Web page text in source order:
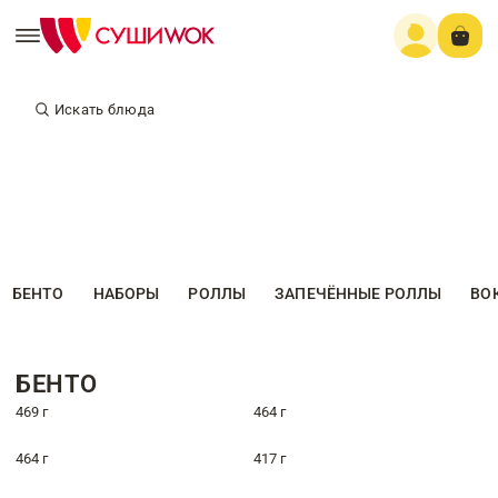
Искать блюда
БЕНТО НАБОРЫ РОЛЛЫ ЗАПЕЧЁННЫЕ РОЛЛЫ
БЕНТО
469 г 464 г
464 г 417 г